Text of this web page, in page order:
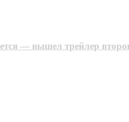
— вышел трейлер